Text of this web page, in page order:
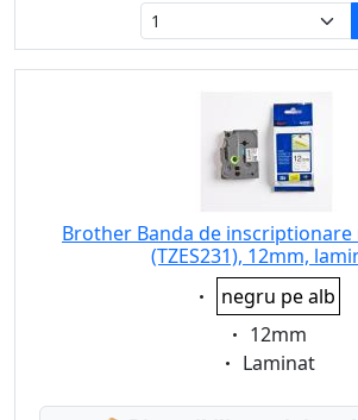
Brother Banda de inscriptionare
(TZES231), 12mm,
Eigenschaft:
negru pe alb
Eigenschaft:
12mm
Eigenschaft:
Laminat